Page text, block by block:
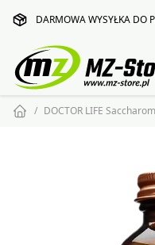
DARMOWA WYSYŁKA DO
DOCTOR LIFE